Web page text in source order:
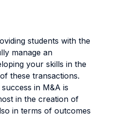
students with the
manage an
your skills in the
these transactions.
in M&A is
in the creation of
in terms of outcomes